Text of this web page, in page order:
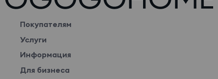
Покупателям
Услуги
Информация
Для бизнеса